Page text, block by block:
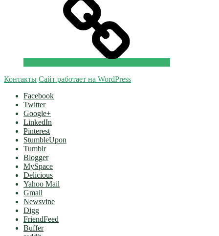
Контакты Сайт работает на WordPress
Facebook
Twitter
Google+
LinkedIn
Pinterest
StumbleUpon
Tumblr
Blogger
MySpace
Delicious
Yahoo Mail
Gmail
Newsvine
Digg
FriendFeed
Buffer